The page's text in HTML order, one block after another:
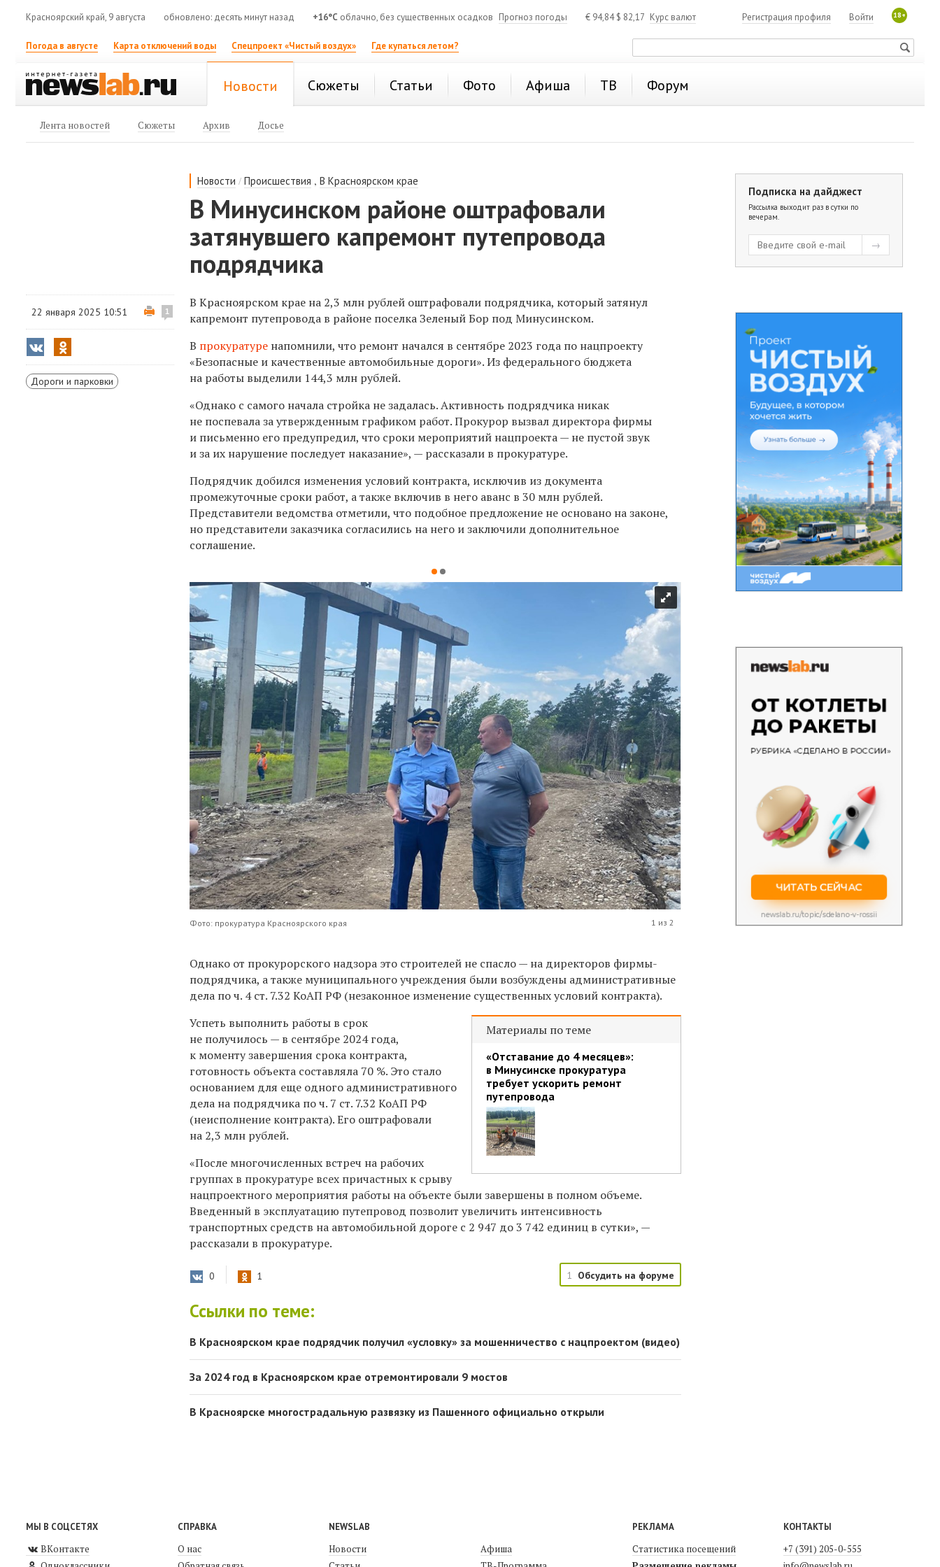
Красноярский край, 9 августа обновлено: десять минут назад +16°C облачно, без существенных осадков Прогноз погоды € 94,84$ 82,17 Курс валют 18+
Войти
Регистрация профиля
Погода в августе Карта отключений воды Спецпроект «Чистый воздух» Где купаться летом?
Новости Сюжеты Статьи Фото Афиша ТВ Форум
Лента новостей Сюжеты Архив Досье
Новости /Происшествия ,В Красноярском крае
В Минусинском районе оштрафовали
затянувшего капремонт путепровода
подрядчика
22 января 2025 10:51 1
Дороги и парковки
В Красноярском крае на 2,3 млн рублей оштрафовали подрядчика, который затянул
капремонт путепровода в районе поселка Зеленый Бор под Минусинском.
В прокуратуре напомнили, что ремонт начался в сентябре 2023 года по нацпроекту
«Безопасные и качественные автомобильные дороги». Из федерального бюджета
на работы выделили 144,3 млн рублей.
«Однако с самого начала стройка не задалась. Активность подрядчика никак
не поспевала за утвержденным графиком работ. Прокурор вызвал директора фирмы
и письменно его предупредил, что сроки мероприятий нацпроекта — не пустой звук
и за их нарушение последует наказание», — рассказали в прокуратуре.
Подрядчик добился изменения условий контракта, исключив из документа
промежуточные сроки работ, а также включив в него аванс в 30 млн рублей.
Представители ведомства отметили, что подобное предложение не основано на законе,
но представители заказчика согласились на него и заключили дополнительное
соглашение.
Фото: прокуратура Красноярского края 1 из 2
Однако от прокурорского надзора это строителей не спасло — на директоров фирмы-
подрядчика, а также муниципального учреждения были возбуждены административные
дела по ч. 4 ст. 7.32 КоАП РФ (незаконное изменение существенных условий контракта).
Материалы по теме
«Отставание до 4 месяцев»:
в Минусинске прокуратура
требует ускорить ремонт
путепровода
Успеть выполнить работы в срок
не получилось — в сентябре 2024 года,
к моменту завершения срока контракта,
готовность объекта составляла 70 %. Это стало
основанием для еще одного административного
дела на подрядчика по ч. 7 ст. 7.32 КоАП РФ
(неисполнение контракта). Его оштрафовали
на 2,3 млн рублей.
«После многочисленных встреч на рабочих
группах в прокуратуре всех причастных к срыву
нацпроектного мероприятия работы на объекте были завершены в полном объеме.
Введенный в эксплуатацию путепровод позволит увеличить интенсивность
транспортных средств на автомобильной дороге с 2 947 до 3 742 единиц в сутки», —
рассказали в прокуратуре.
0 1 1 Обсудить на форуме
Ссылки по теме:
В Красноярском крае подрядчик получил «условку» за мошенничество с нацпроектом (видео)
За 2024 год в Красноярском крае отремонтировали 9 мостов
В Красноярске многострадальную развязку из Пашенного официально открыли
Подписка на дайджест
Рассылка выходит раз в сутки по
вечерам.
МЫ В СОЦСЕТЯХ
ВКонтакте
СПРАВКА
О нас
NEWSLAB
Новости
Афиша
РЕКЛАМА
Статистика посещений
КОНТАКТЫ
+7 (391) 205-0-555